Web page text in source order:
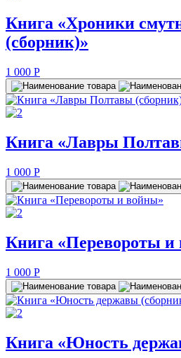
Книга «Хроники
(сборник)»
1 000 P
Книга «Лавры
1 000 P
Книга «Перевороты и
1 000 P
Книга «Юность